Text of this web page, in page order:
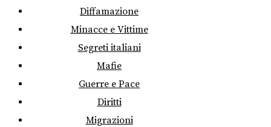
Diffamazione
Minacce e Vittime
Segreti italiani
Mafie
Guerre e Pace
Diritti
Migrazioni